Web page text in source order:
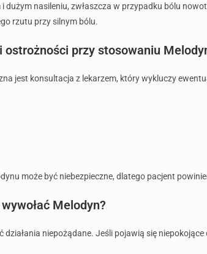
dużym nasileniu, zwłaszcza w przypadku bólu
rzutu przy silnym bólu.
przy stosowaniu
jest konsultacja z lekarzem, który wykluczy
może być niebezpieczne, dlatego pacjent
Melodyn?
niepożądane. Jeśli pojawią się